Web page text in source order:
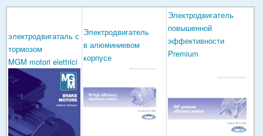
электродвигаталь с
тормозом
MGM motori elettrici
Электродвигатель
в алюминиевом
корпусе
Электродвигатель
повышенной
эффективности
Premium